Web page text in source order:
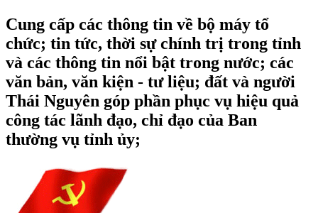
Cung cấp các thông tin về bộ máy tổ
chức; tin tức, thời sự chính trị trong tỉnh
và các thông tin nổi bật trong nước; các
văn bản, văn kiện - tư liệu; đất và người
Thái Nguyên góp phần phục vụ hiệu quả
công tác lãnh đạo, chỉ đạo của Ban
thường vụ tỉnh ủy;